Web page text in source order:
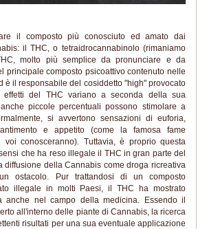
il composto più conosciuto ed amato dai
il THC, o tetraidrocannabinolo (rimaniamo
molto più semplice da pronunciare e da
principale composto psicoattivo contenuto nelle
è il responsabile del cosiddetto "high" provocato
effetti del THC variano a seconda della sua
piccole percentuali possono stimolare a
si avvertono sensazioni di euforia,
e appetito (come la famosa fame
conosceranno). Tuttavia, è proprio questa
che ha reso illegale il THC in gran parte del
diffusione della Cannabis come droga ricreativa
ostacolo. Pur trattandosi di un composto
illegale in molti Paesi, il THC ha mostrato
anche nel campo della medicina. Essendo il
all'interno delle piante di Cannabis, la ricerca
risultati per una sua eventuale applicazione